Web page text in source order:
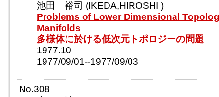
池田 裕司 (IKEDA,HIROSHI )
Problems of Lower Dimensional
Manifolds
多様体に於ける低次元トポロジーの問題
1977.10
1977/09/01--1977/09/03
No.308